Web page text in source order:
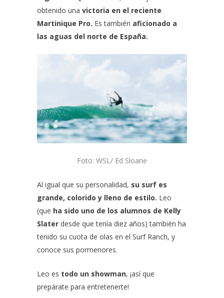
obtenido una victoria en el reciente
Martinique Pro. Es también aficionado a
las aguas del norte de España.
Foto: WSL/ Ed Sloane
Al igual que su personalidad, su surf es
grande, colorido y lleno de estilo. Leo
(que ha sido uno de los alumnos de Kelly
Slater desde que tenía diez años) también ha
tenido su cuota de olas en el Surf Ranch, y
conoce sus pormenores.
Leo es todo un showman, ¡así que
prepárate para entretenerte!